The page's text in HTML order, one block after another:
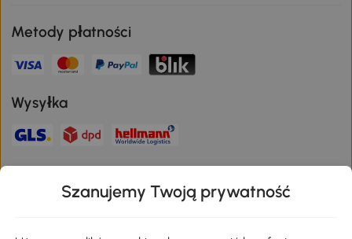
Metody płatności
Wysyłka
Szanujemy Twoją prywatność